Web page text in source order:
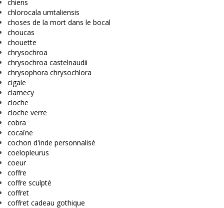
chiens
chlorocala umtaliensis
choses de la mort dans le bocal
choucas
chouette
chrysochroa
chrysochroa castelnaudii
chrysophora chrysochlora
cigale
clamecy
cloche
cloche verre
cobra
cocaïne
cochon d'inde personnalisé
coelopleurus
coeur
coffre
coffre sculpté
coffret
coffret cadeau gothique